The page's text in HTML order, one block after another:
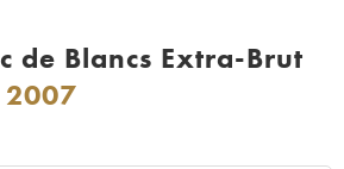
de Blancs Extra-Brut
2007